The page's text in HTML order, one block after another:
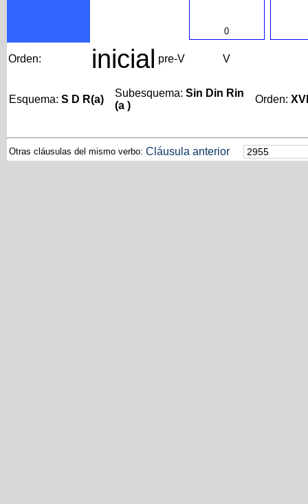
0
Orden: inicial pre-V V
Esquema: S D R(a)
Subesquema: Sin Din Rin
(a )
Orden:
Otras cláusulas del mismo verbo: Cláusula anterior